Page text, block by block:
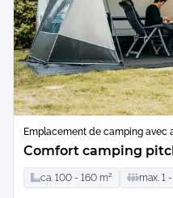
Emplacement de camping avec
Comfort camping
ca. 100 - 160 m² max. 1 -